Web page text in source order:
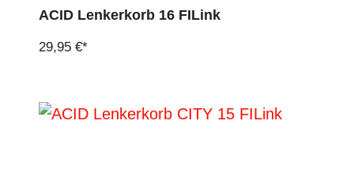
ACID Lenkerkorb 16 FILink
29,95 €*